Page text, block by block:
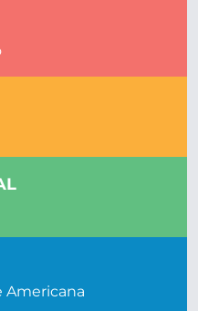
Americana